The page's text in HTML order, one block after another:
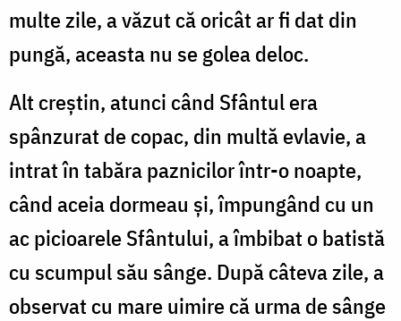
multe zile, a văzut că oricât ar fi dat din
pungă, aceasta nu se golea deloc.
Alt creştin, atunci când Sfântul era
spânzurat de copac, din multă evlavie, a
intrat în tabăra paznicilor într-o noapte,
când aceia dormeau şi, împungând cu un
ac picioarele Sfântului, a îmbibat o batistă
cu scumpul său sânge. După câteva zile, a
observat cu mare uimire că urma de sânge